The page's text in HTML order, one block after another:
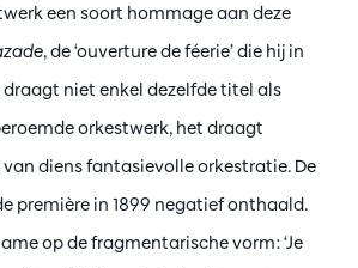
een soort hommage aan deze
, de ‘ouverture de féerie’ die hij in
draagt niet enkel dezelfde titel als
orkestwerk, het draagt
diens fantasievolle orkestratie. De
première in 1899 negatief onthaald.
op de fragmentarische vorm: ‘Je